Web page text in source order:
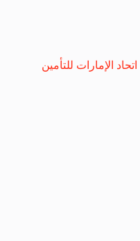
الإمارات للتأمين